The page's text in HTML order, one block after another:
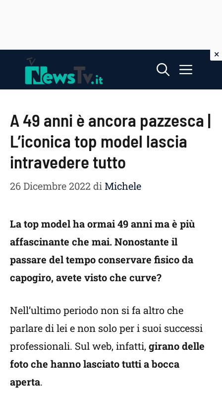
contenuto
Menu
A 49 anni è ancora pazzesca |
L’iconica top model lascia
intravedere tutto
26 Dicembre 2022di Michele
La top model ha ormai 49 anni ma è più
affascinante che mai. Nonostante il
passare del tempo conservare fisico da
capogiro, avete visto che curve?
Nell’ultimo periodo non si fa altro che
parlare di lei e non solo per i suoi successi
professionali. Sul web, infatti, girano delle
foto che hanno lasciato tutti a bocca
aperta.